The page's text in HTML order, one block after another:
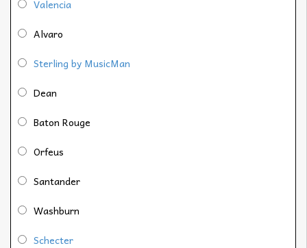
Valencia
Alvaro
Sterling by MusicMan
Dean
Baton Rouge
Orfeus
Santander
Washburn
Schecter